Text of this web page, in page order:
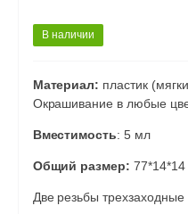
В наличии
Материал: пластик
Окрашивание в любые
Вместимость: 5 мл
Общий размер:
Две резьбы трехзаходные